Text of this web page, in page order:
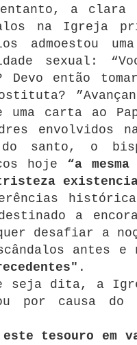
a clara
na Igreja
admoestou
sexual:
Devo então
uma carta ao
envolvidos
santo, o
hoje “a
tristeza
a
desafiar a
antes e
.
seja dita, a
por causa
este tesouro em